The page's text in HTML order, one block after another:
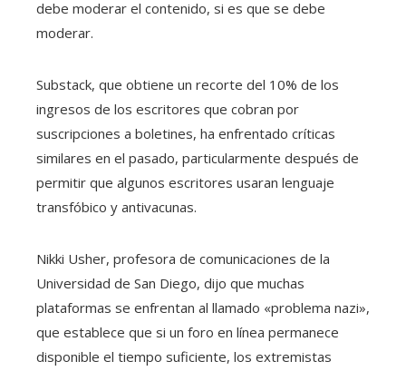
debe moderar el contenido, si es que se debe
moderar.
Substack, que obtiene un recorte del 10% de los
ingresos de los escritores que cobran por
suscripciones a boletines, ha enfrentado críticas
similares en el pasado, particularmente después de
permitir que algunos escritores usaran lenguaje
transfóbico y antivacunas.
Nikki Usher, profesora de comunicaciones de la
Universidad de San Diego, dijo que muchas
plataformas se enfrentan al llamado «problema nazi»,
que establece que si un foro en línea permanece
disponible el tiempo suficiente, los extremistas